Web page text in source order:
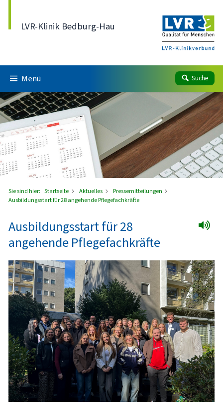
LVR-Klinik Bedburg-Hau
Menü Suche
Sie sind hier: Startseite Aktuelles
Pressemitteilungen
Ausbildungsstart für 28 angehende Pflegefachkräfte
Ausbildungsstart für 28
angehende Pflegefachkräfte